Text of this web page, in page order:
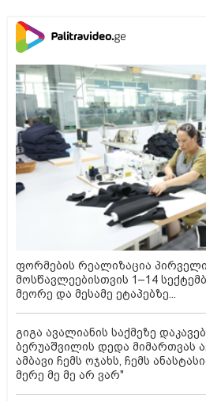
ფორმების რეალიზაცია
მოსწავლეებისთვის 1–14
მეორე და მესამე ეტაპებზე...
გიგა ავალიანის საქმეზე
ბერუაშვილის დედა მიმართვას
ამბავი ჩემს ოჯახს, ჩემს
მერე მე მე არ ვარ"